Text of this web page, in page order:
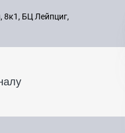
с 09:00
8 495
8к1, БЦ Лейпциг,